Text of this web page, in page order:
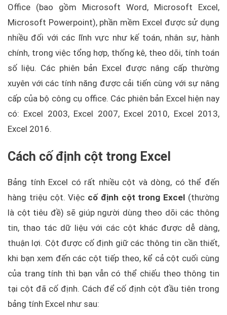
Office (bao gồm Microsoft Word, Microsoft Excel,
Microsoft Powerpoint), phần mềm Excel được sử dụng
nhiều đối với các lĩnh vực như kế toán, nhân sự, hành
chính, trong việc tổng hợp, thống kê, theo dõi, tính toán
số liệu. Các phiên bản Excel được nâng cấp thường
xuyên với các tính năng được cải tiến cùng với sự nâng
cấp của bộ công cụ office. Các phiên bản Excel hiện nay
có: Excel 2003, Excel 2007, Excel 2010, Excel 2013,
Excel 2016.
Cách cố định cột trong Excel
Bảng tính Excel có rất nhiều cột và dòng, có thể đến
hàng triệu cột. Việc cố định cột trong Excel (thường
là cột tiêu đề) sẽ giúp người dùng theo dõi các thông
tin, thao tác dữ liệu với các cột khác được dễ dàng,
thuận lợi. Cột được cố định giữ các thông tin cần thiết,
khi bạn xem đến các cột tiếp theo, kể cả cột cuối cùng
của trang tính thì bạn vẫn có thể chiếu theo thông tin
tại cột đã cố định. Cách để cố định cột đầu tiên trong
bảng tính Excel như sau: